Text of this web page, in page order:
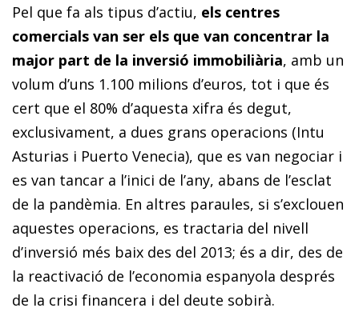
Pel que fa als tipus d’actiu, els centres
comercials van ser els que van concentrar la
major part de la inversió immobiliària, amb un
volum d’uns 1.100 milions d’euros, tot i que és
cert que el 80% d’aquesta xifra és degut,
exclusivament, a dues grans operacions (Intu
Asturias i Puerto Venecia), que es van negociar i
es van tancar a l’inici de l’any, abans de l’esclat
de la pandèmia. En altres paraules, si s’exclouen
aquestes operacions, es tractaria del nivell
d’inversió més baix des del 2013; és a dir, des de
la reactivació de l’economia espanyola després
de la crisi financera i del deute sobirà.